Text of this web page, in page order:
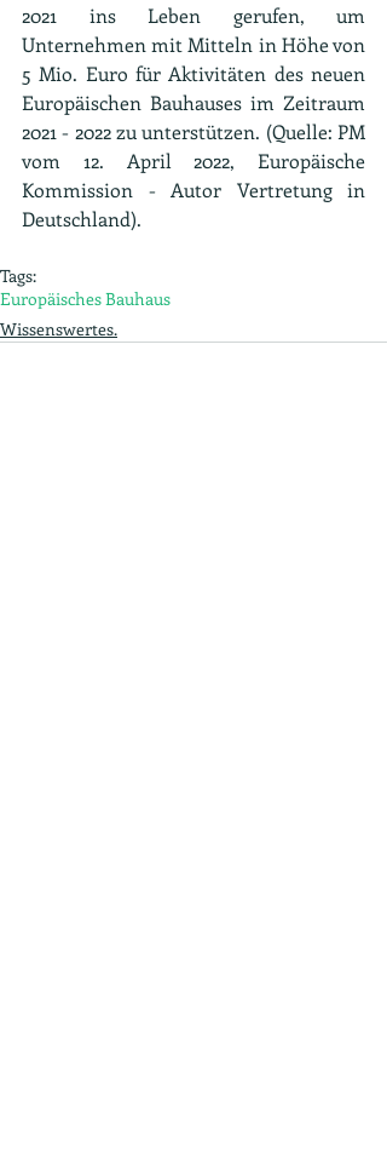
2021 ins Leben gerufen, um
Unternehmen mit Mitteln in Höhe von
5 Mio. Euro für Aktivitäten des neuen
Europäischen Bauhauses im Zeitraum
2021 - 2022 zu unterstützen. (Quelle: PM
vom 12. April 2022, Europäische
Kommission - Autor Vertretung in
Deutschland).
Tags:
Europäisches Bauhaus
Wissenswertes.